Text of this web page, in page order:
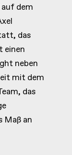
dem
das
einen
neben
mit dem
das
Maß an